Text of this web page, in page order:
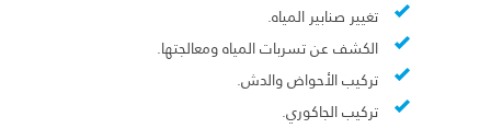
تغيير صنابير المياه.
الكشف عن تسربات المياه ومعالجتها.
تركيب الأحواض والدش.
تركيب الجاكوري.